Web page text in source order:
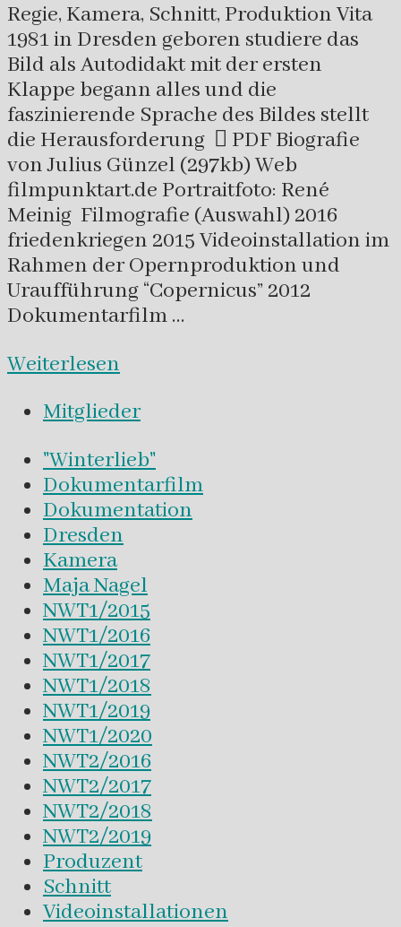
Regie, Kamera, Schnitt, Produktion Vita
1981 in Dresden geboren studiere das
Bild als Autodidakt mit der ersten
Klappe begann alles und die
faszinierende Sprache des Bildes stellt
die Herausforderung  PDF Biografie
von Julius Günzel (297kb) Web
filmpunktart.de Portraitfoto: René
Meinig Filmografie (Auswahl) 2016
friedenkriegen 2015 Videoinstallation im
Rahmen der Opernproduktion und
Uraufführung “Copernicus” 2012
Dokumentarfilm …
Weiterlesen
Mitglieder
"Winterlieb"
Dokumentarfilm
Dokumentation
Dresden
Kamera
Maja Nagel
NWT1/2015
NWT1/2016
NWT1/2017
NWT1/2018
NWT1/2019
NWT1/2020
NWT2/2016
NWT2/2017
NWT2/2018
NWT2/2019
Produzent
Schnitt
Videoinstallationen